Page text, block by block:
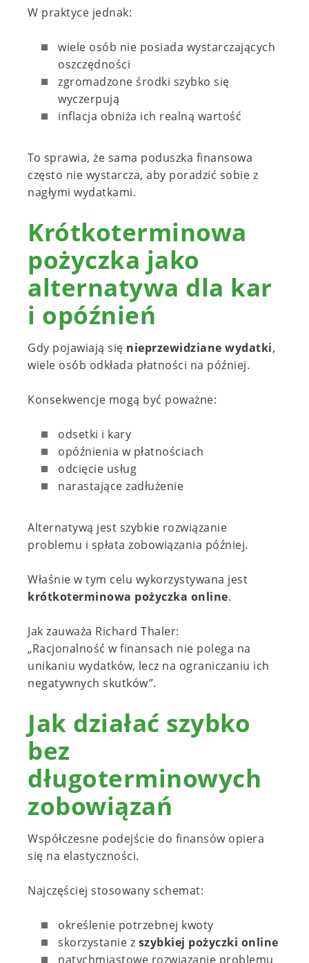
W praktyce jednak:
wiele osób nie posiada wystarczających
oszczędności
zgromadzone środki szybko się
wyczerpują
inflacja obniża ich realną wartość
To sprawia, że sama poduszka finansowa
często nie wystarcza, aby poradzić sobie z
nagłymi wydatkami.
Krótkoterminowa
pożyczka jako
alternatywa dla kar
i opóźnień
Gdy pojawiają się nieprzewidziane wydatki,
wiele osób odkłada płatności na później.
Konsekwencje mogą być poważne:
odsetki i kary
opóźnienia w płatnościach
odcięcie usług
narastające zadłużenie
Alternatywą jest szybkie rozwiązanie
problemu i spłata zobowiązania później.
Właśnie w tym celu wykorzystywana jest
krótkoterminowa pożyczka online.
Jak zauważa Richard Thaler:
„Racjonalność w finansach nie polega na
unikaniu wydatków, lecz na ograniczaniu ich
negatywnych skutków”.
Jak działać szybko
bez
długoterminowych
zobowiązań
Współczesne podejście do finansów opiera
się na elastyczności.
Najczęściej stosowany schemat:
określenie potrzebnej kwoty
skorzystanie z szybkiej pożyczki online
natychmiastowe rozwiązanie problemu